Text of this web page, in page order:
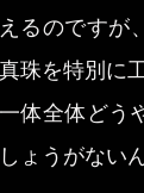
えるのですが
真珠を特別に
一体全体どう
しょうがない